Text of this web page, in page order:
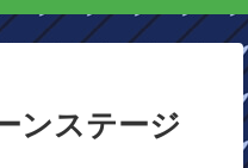
ンステージ